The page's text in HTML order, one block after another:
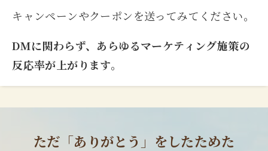
キャンペーンやクーポンを送ってみてください。
DMに関わらず、あらゆるマーケティング施策の
反応率が上がります。
ただ「ありがとう」をしたためた